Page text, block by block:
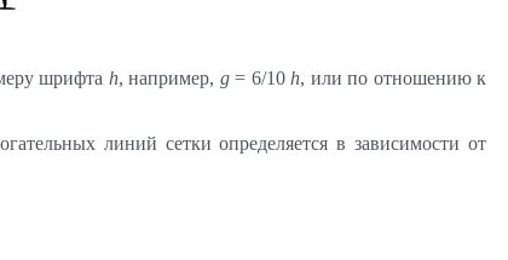
шрифта h, например, g= 6/10h, или по отношению к
линий сетки определяется в зависимости от